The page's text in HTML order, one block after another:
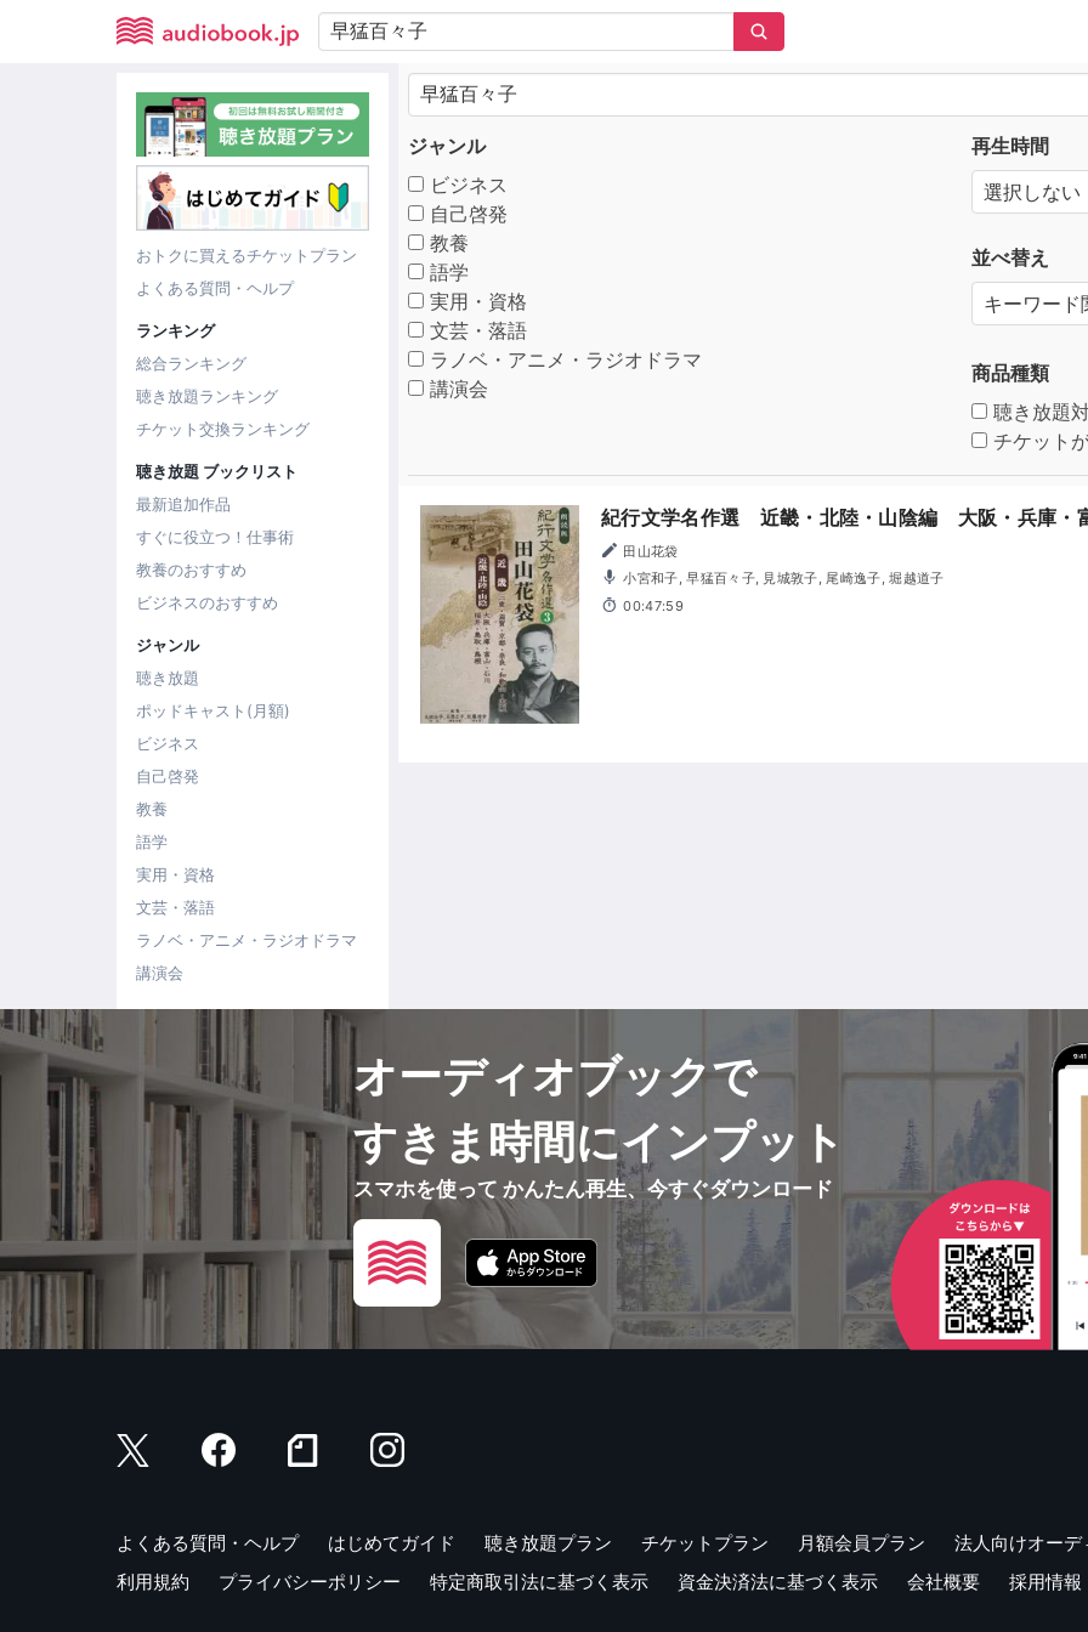
おトクに買えるチケットプラン
よくある質問・ヘルプ
ランキング
総合ランキング
聴き放題ランキング
チケット交換ランキング
聴き放題 ブックリスト
最新追加作品
すぐに役立つ！仕事術
教養のおすすめ
ビジネスのおすすめ
ジャンル
聴き放題
ポッドキャスト(月額)
ビジネス
自己啓発
教養
語学
実用・資格
文芸・落語
ラノベ・アニメ・ラジオドラマ
講演会
ジャンル
ビジネス
自己啓発
教養
語学
実用・資格
文芸・落語
ラノベ・アニメ・ラジオドラマ
講演会
再生時間
並べ替え
商品種類
聴き放題
チケット
紀行文学名作選 近畿・北陸・山陰編 大阪・兵庫・
田山花袋
小宮和子, 早猛百々子, 見城敦子, 尾崎逸子, 堀越道子
00:47:59
オーディオブックで
すきま時間にインプット
スマホを使って かんたん再生、今すぐダウンロード
よくある質問・ヘルプ はじめてガイド 聴き放題プラン チケットプラン 月額会員プラン
法人向けオーデ
利用規約
プライバシーポリシー 特定商取引法に基づく表示 資金決済法に基づく表示 会社概要 採用情報